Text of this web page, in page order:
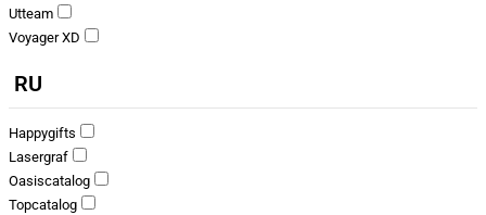
Utteam
Voyager XD
RU
Happygifts
Lasergraf
Oasiscatalog
Topcatalog